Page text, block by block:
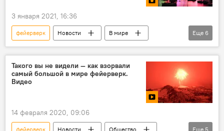
3 января 2021, 16:36
фейерверк Новости
В мире
Общество
фото
Мультимедиа
салют
город мир
Еще 6
Такого вы не видели — как взорвали
самый большой в мире фейерверк.
Видео
14 февраля 2020, 09:06
фейерверк Новости Общество Еще 5